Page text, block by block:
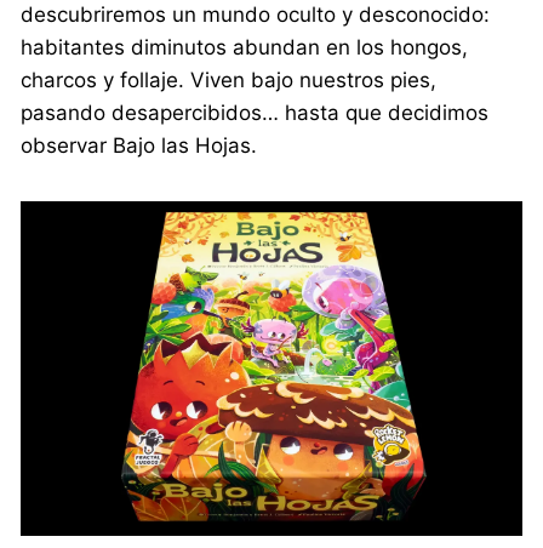
descubriremos un mundo oculto y desconocido:
habitantes diminutos abundan en los hongos,
charcos y follaje. Viven bajo nuestros pies,
pasando desapercibidos… hasta que decidimos
observar Bajo las Hojas.